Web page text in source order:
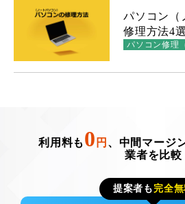
パソコン（
修理方法4選
パソコン修理
利用料も 0 円 、中間マージ
業者を比較
提案者も 完全